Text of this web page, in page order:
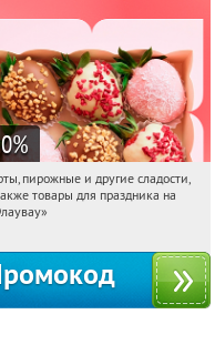
%
19:14:41 Получили:
пирожные и другие сладости,
товары для праздника на